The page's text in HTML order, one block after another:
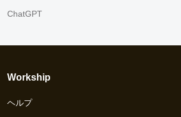
ChatGPT
Workship
ヘルプ